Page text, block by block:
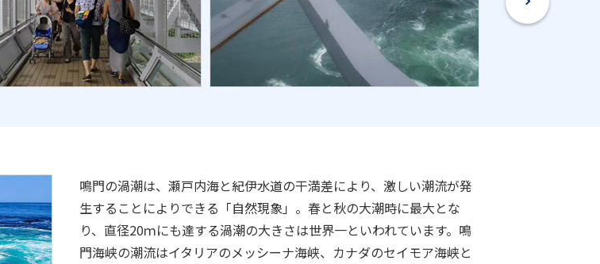
鳴門の渦潮は、瀬戸内海と紀伊水道の干満差により、激しい潮流が発
生することによりできる「自然現象」。春と秋の大潮時に最大とな
り、直径20ｍにも達する渦潮の大きさは世界一といわれています。鳴
門海峡の潮流はイタリアのメッシーナ海峡、カナダのセイモア海峡と